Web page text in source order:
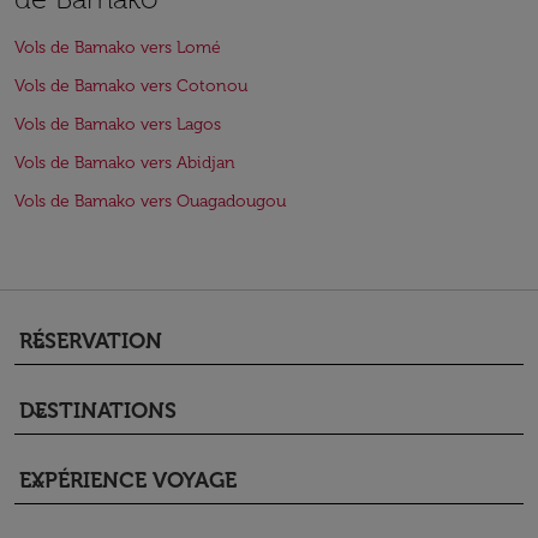
Vols de Bamako vers Lomé
Vols de Bamako vers Cotonou
Vols de Bamako vers Lagos
Vols de Bamako vers Abidjan
Vols de Bamako vers Ouagadougou
RÉSERVATION
keyboard_arrow_down
DESTINATIONS
keyboard_arrow_down
EXPÉRIENCE VOYAGE
keyboard_arrow_down